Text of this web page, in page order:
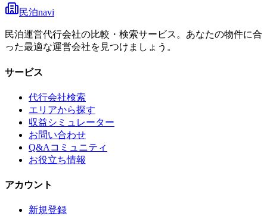
民泊navi
民泊運営代行会社の比較・検索サービス。あなたの物件に合
った最適な運営会社を見つけましょう。
サービス
代行会社検索
エリアから探す
収益シミュレーター
お問い合わせ
Q&Aコミュニティ
お役立ち情報
アカウント
新規登録